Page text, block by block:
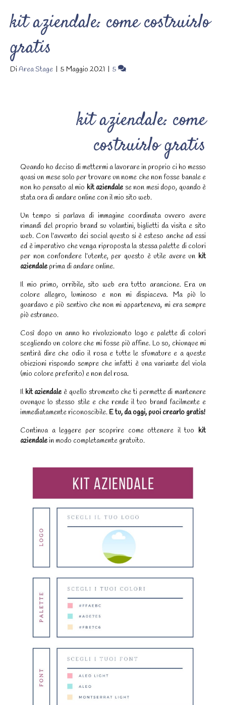
kit aziendale: come costruirlo
gratis
Di Area Stage | 5 Maggio 2021 | 5
kit aziendale: come
costruirlo gratis
Quando ho deciso di mettermi a lavorare in proprio ci ho messo
quasi un mese solo per trovare un nome che non fosse banale e
non ho pensato al mio kit aziendale se non mesi dopo, quando è
stata ora di andare online con il mio sito web.
Un tempo si parlava di immagine coordinata ovvero avere
rimandi del proprio brand su volantini, biglietti da visita e sito
web. Con l’avvento dei social questo si è esteso anche ad essi
ed è imperativo che venga riproposta la stessa palette di colori
per non confondere l’utente, per questo è utile avere un kit
aziendale prima di andare online.
Il mio primo, orribile, sito web era tutto arancione. Era un
colore allegro, luminoso e non mi dispiaceva. Ma più lo
guardavo e più sentivo che non mi apparteneva, mi era sempre
più estraneo.
Così dopo un anno ho rivoluzionato logo e palette di colori
scegliendo un colore che mi fosse più affine. Lo so, chiunque mi
sentirà dire che odio il rosa e tutte le sfumature e a queste
obiezioni rispondo sempre che infatti è una variante del viola
(mio colore preferito) e non del rosa.
Il kit aziendale è quello strumento che ti permette di mantenere
ovunque lo stesso stile e che rende il tuo brand facilmente e
immediatamente riconoscibile. E tu, da oggi, puoi crearlo gratis!
Continua a leggere per scoprire come ottenere il tuo kit
aziendale in modo completamente gratuito.